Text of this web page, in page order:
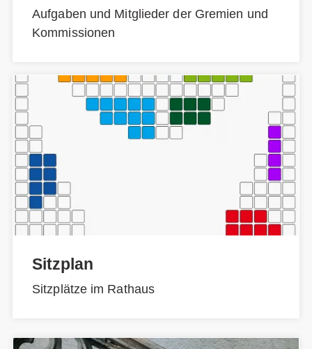
Aufgaben und Mitglieder der Gremien und
Kommissionen
Sitzplan
Sitzplätze im Rathaus